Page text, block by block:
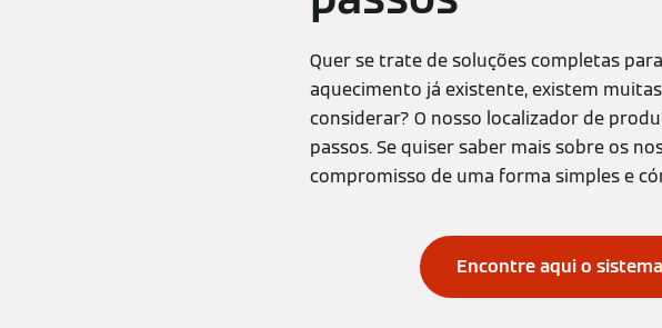
Quer se trate de soluções completas
aquecimento já existente, existem
considerar? O nosso localizador de
passos. Se quiser saber mais sobre os
compromisso de uma forma simples e
Encontre aqui o